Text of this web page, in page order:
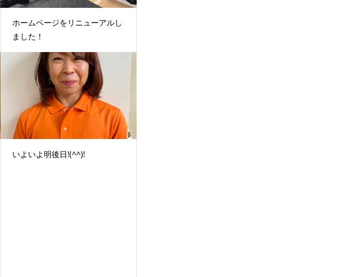
ホームページをリニューアルし
ました！
いよいよ明後日!(^^)!